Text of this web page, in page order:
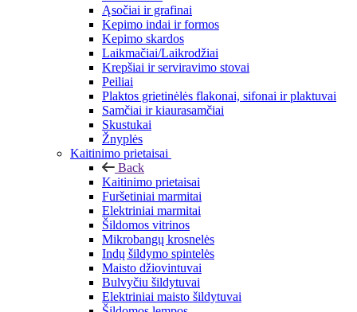
Ąsočiai ir grafinai
Kepimo indai ir formos
Kepimo skardos
Laikmačiai/Laikrodžiai
Krepšiai ir serviravimo stovai
Peiliai
Plaktos grietinėlės flakonai, sifonai ir plaktuvai
Samčiai ir kiaurasamčiai
Skustukai
Žnyplės
Kaitinimo prietaisai
Back
Kaitinimo prietaisai
Furšetiniai marmitai
Elektriniai marmitai
Šildomos vitrinos
Mikrobangų krosnelės
Indų šildymo spintelės
Maisto džiovintuvai
Bulvyčiu šildytuvai
Elektriniai maisto šildytuvai